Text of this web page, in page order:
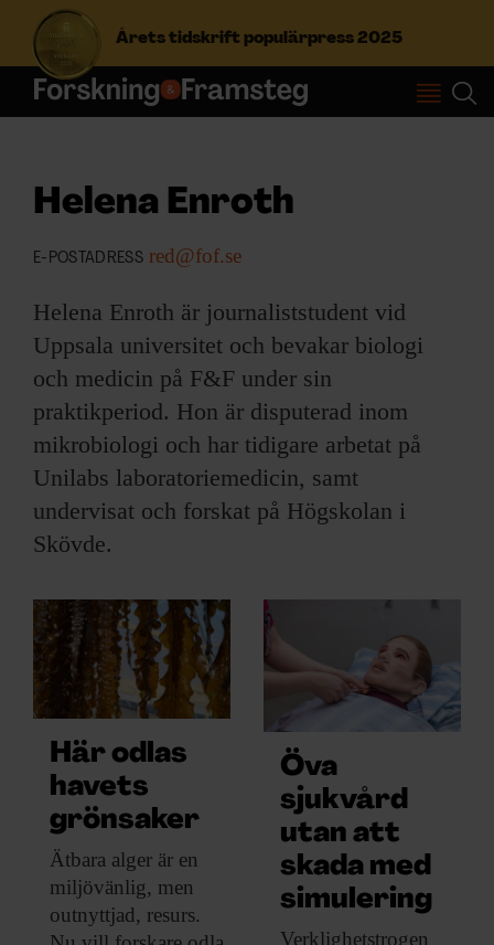
Årets tidskrift populärpress 2025
S
e
f
e
NYHETSBREV
ÄMNEN
ARKIV & E-TIDNING
LYSSNA/PODD
EVENEMANG & RESOR
SHOP
KONTAKTA F&F
SKRIV I F&F
PRENUMERERA PÅ F&F
ANNONSERA I F&F
Helena Enroth
E-POSTADRESS red@fof.se
Helena Enroth är journaliststudent vid
Uppsala universitet och bevakar biologi
och medicin på F&F under sin
praktikperiod. Hon är disputerad inom
mikrobiologi och har tidigare arbetat på
Unilabs laboratoriemedicin, samt
undervisat och forskat på Högskolan i
Skövde.
Här odlas
havets
grönsaker
Ätbara alger är en
miljövänlig, men
outnyttjad, resurs.
Öva
sjukvård
utan att
skada med
simulering
Verklighetstrogen